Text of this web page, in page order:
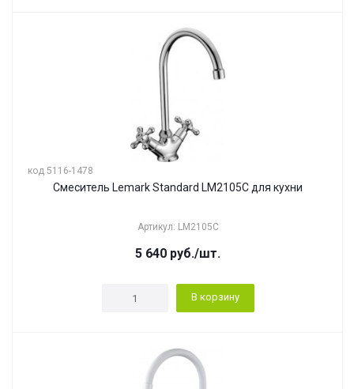
код 5116-1478
Смеситель Lemark Standard LM2105C для кухни
Артикул: LM2105C
5 640 руб./шт.
В корзину